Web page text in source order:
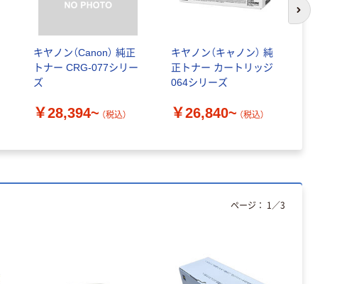
キヤノン（Canon） 純正
トナー CRG-077シリー
ズ
￥28,394~ （税込）
キヤノン（キャノン） 純
正トナー カートリッジ
064シリーズ
￥26,840~ （税込）
次のスライド
ページ： 1 ／3